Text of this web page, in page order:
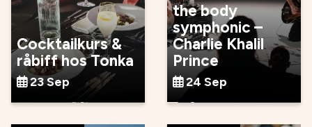
Cocktailkurs &
råbiff hos Tonka
23 Sep
the body
symphonic –
Charlie Khalil
Prince
24 Sep